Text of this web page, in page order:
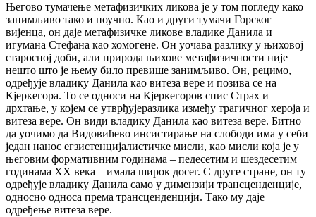
Његово тумачење метафизичких ликова је у том погледу како
занимљиво тако и поучно. Као и други тумачи Горског
вијенца, он даје метафизичке ликове владике Данила и
игумана Стефана као хомогене. Он уочава разлику у њиховој
старосној доби, али природа њихове метафизичности није
нешто што је њему било превише занимљиво. Он, рецимо,
одређује владику Данила као витеза вере и позива се на
Кјеркегора. То се односи на Кјеркегоров спис Страх и
дрхтање, у којем се утврђујеразлика између трагичног хероја и
витеза вере. Он види владику Данила као витеза вере. Битно
да уочимо да Видовићево инсистирање на слободи има у себи
један нанос егзистенцијалистичке мисли, као мисли која је у
његовим формативним годинама – педесетим и шездесетим
годинама XX века – имала широк досег. С друге стране, он ту
одређује владику Данила само у димензији трансценденције,
односно односа према трансценденцији. Тако му даје
одређење витеза вере.